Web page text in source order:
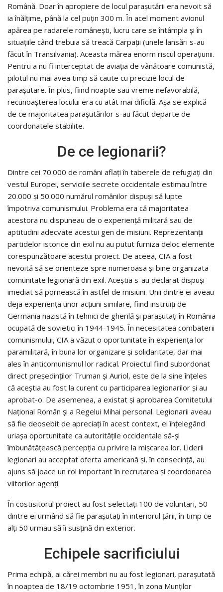
Română. Doar în apropiere de locul paraşutării era nevoit să
ia înălțime, până la cel puțin 300 m. În acel moment avionul
apărea pe radarele românești, lucru care se întâmpla și în
situațiile când trebuia să treacă Carpații (unele lansări s-au
făcut în Transilvania). Aceasta mărea enorm riscul operaţiunii.
Pentru a nu fi interceptat de aviaţia de vânătoare comunistă,
pilotul nu mai avea timp să caute cu precizie locul de
paraşutare. În plus, fiind noapte sau vreme nefavorabilă,
recunoașterea locului era cu atât mai dificilă. Așa se explică
de ce majoritatea parașutărilor s-au făcut departe de
coordonatele stabilite.
De ce legionarii?
Dintre cei 70.000 de români aflați în taberele de refugiați din
vestul Europei, serviciile secrete occidentale estimau între
20.000 și 50.000 numărul românilor dispuși să lupte
împotriva comunismului. Problema era că majoritatea
acestora nu dispuneau de o experiență militară sau de
aptitudini adecvate acestui gen de misiuni. Reprezentanții
partidelor istorice din exil nu au putut furniza deloc elemente
corespunzătoare acestui proiect. De aceea, CIA a fost
nevoită să se orienteze spre numeroasa și bine organizata
comunitate legionară din exil. Aceștia s-au declarat dispuși
imediat să pornească în astfel de misiuni. Unii dintre ei aveau
deja experiența unor acțiuni similare, fiind instruiți de
Germania nazistă în tehnici de gherilă și parașutați în România
ocupată de sovietici în 1944-1945. În necesitatea combaterii
comunismului, CIA a văzut o oportunitate în experiența lor
paramilitară, în buna lor organizare și solidaritate, dar mai
ales în anticomunismul lor radical. Proiectul fiind subordonat
direct președinților Truman și Auriol, este de la sine înțeles
că aceștia au fost la curent cu participarea legionarilor și au
aprobat-o. De asemenea, a existat și aprobarea Comitetului
Național Român și a Regelui Mihai personal. Legionarii aveau
să fie deosebit de apreciați în acest context, ei înțelegând
uriașa oportunitate ca autoritățile occidentale să-și
îmbunătățească percepția cu privire la mișcarea lor. Liderii
legionari au acceptat oferta americană și, în consecință, au
ajuns să joace un rol important în recrutarea și coordonarea
viitorilor agenți.
În costisitorul proiect au fost selectați 100 de voluntari, 50
dintre ei urmând să fie parașutați în interiorul țării, în timp ce
alți 50 urmau să îi susțină din exterior.
Echipele sacrificiului
Prima echipă, ai cărei membri nu au fost legionari, parașutată
în noaptea de 18/19 octombrie 1951, în zona Munților